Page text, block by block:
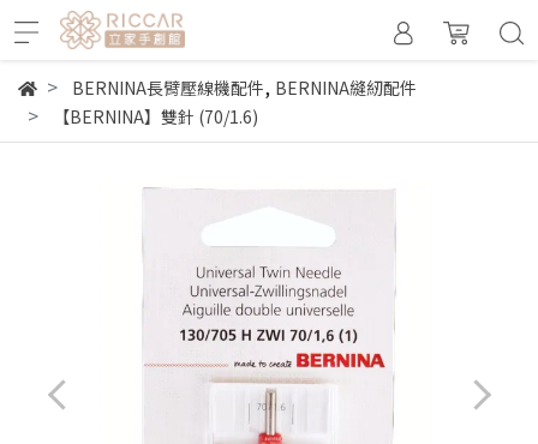
BERNINA長臂壓線機配件, BERNINA縫紉配件
【BERNINA】雙針 (70/1.6)